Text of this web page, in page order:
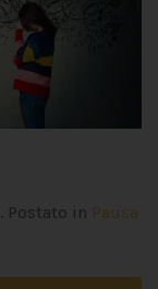
. Postato in Pausa